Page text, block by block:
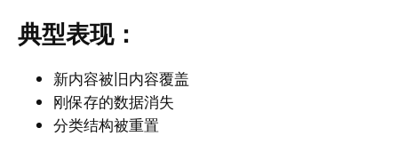
典型表现：
新内容被旧内容覆盖
刚保存的数据消失
分类结构被重置